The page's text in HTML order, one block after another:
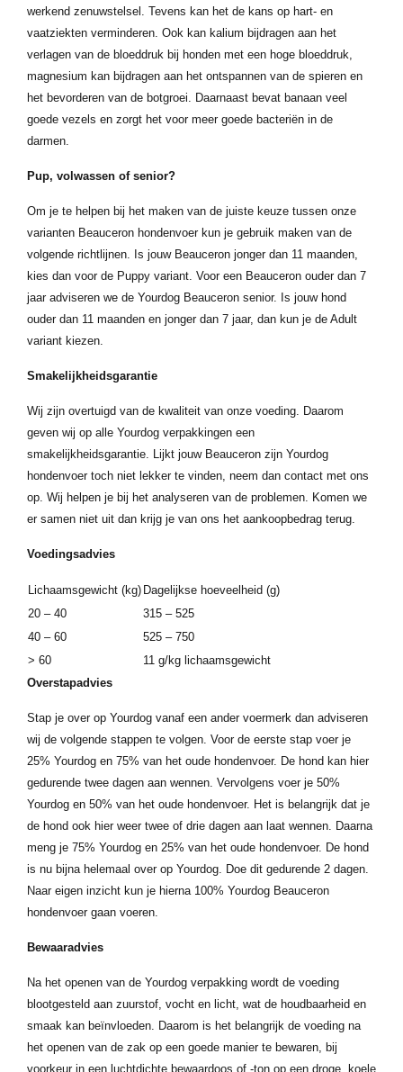
werkend zenuwstelsel. Tevens kan het de kans op hart- en
vaatziekten verminderen. Ook kan kalium bijdragen aan het
verlagen van de bloeddruk bij honden met een hoge bloeddruk,
magnesium kan bijdragen aan het ontspannen van de spieren en
het bevorderen van de botgroei. Daarnaast bevat banaan veel
goede vezels en zorgt het voor meer goede bacteriën in de
darmen.
Pup, volwassen of senior?
Om je te helpen bij het maken van de juiste keuze tussen onze
varianten Beauceron hondenvoer kun je gebruik maken van de
volgende richtlijnen. Is jouw Beauceron jonger dan 11 maanden,
kies dan voor de Puppy variant. Voor een Beauceron ouder dan 7
jaar adviseren we de Yourdog Beauceron senior. Is jouw hond
ouder dan 11 maanden en jonger dan 7 jaar, dan kun je de Adult
variant kiezen.
Smakelijkheidsgarantie
Wij zijn overtuigd van de kwaliteit van onze voeding. Daarom
geven wij op alle Yourdog verpakkingen een
smakelijkheidsgarantie. Lijkt jouw Beauceron zijn Yourdog
hondenvoer toch niet lekker te vinden, neem dan contact met ons
op. Wij helpen je bij het analyseren van de problemen. Komen we
er samen niet uit dan krijg je van ons het aankoopbedrag terug.
Voedingsadvies
Lichaamsgewicht (kg) Dagelijkse hoeveelheid (g)
20 – 40
315 – 525
40 – 60
525 – 750
> 60
11 g/kg lichaamsgewicht
Overstapadvies
Stap je over op Yourdog vanaf een ander voermerk dan adviseren
wij de volgende stappen te volgen. Voor de eerste stap voer je
25% Yourdog en 75% van het oude hondenvoer. De hond kan hier
gedurende twee dagen aan wennen. Vervolgens voer je 50%
Yourdog en 50% van het oude hondenvoer. Het is belangrijk dat je
de hond ook hier weer twee of drie dagen aan laat wennen. Daarna
meng je 75% Yourdog en 25% van het oude hondenvoer. De hond
is nu bijna helemaal over op Yourdog. Doe dit gedurende 2 dagen.
Naar eigen inzicht kun je hierna 100% Yourdog Beauceron
hondenvoer gaan voeren.
Bewaaradvies
Na het openen van de Yourdog verpakking wordt de voeding
blootgesteld aan zuurstof, vocht en licht, wat de houdbaarheid en
smaak kan beïnvloeden. Daarom is het belangrijk de voeding na
het openen van de zak op een goede manier te bewaren, bij
voorkeur in een luchtdichte bewaardoos of -ton op een droge, koele